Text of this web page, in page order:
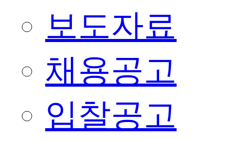
보도자료
채용공고
입찰공고